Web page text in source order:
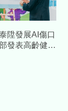
陞發展AI傷口
發表高齡健康